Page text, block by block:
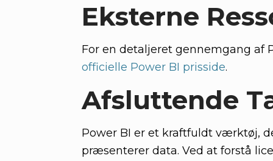
Eksterne
For en detaljeret gennemgang af
officielle Power BI prisside.
Afsluttende
Power BI er et kraftfuldt værktøj,
præsenterer data. Ved at forstå